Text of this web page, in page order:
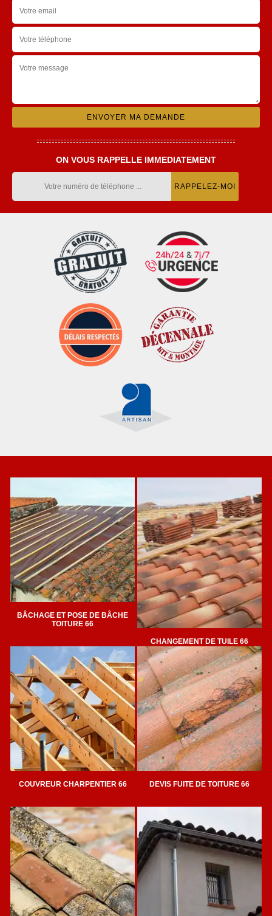
ON VOUS RAPPELLE IMMEDIATEMENT
BÂCHAGE ET POSE DE BÂCHE
TOITURE 66
CHANGEMENT DE TUILE 66
COUVREUR CHARPENTIER 66 DEVIS FUITE DE TOITURE 66